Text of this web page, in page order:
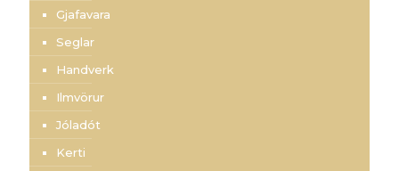
Gjafavara
Seglar
Handverk
Ilmvörur
Jóladót
Kerti